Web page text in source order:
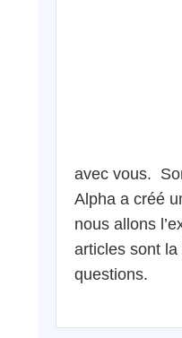
avec vous.
Alpha a créé
nous allons
articles sont
questions.